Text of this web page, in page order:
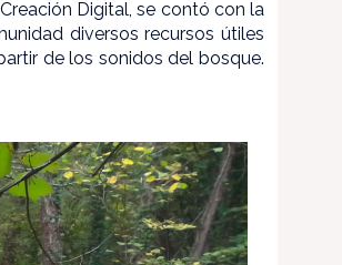
Digital, se contó con la
diversos recursos útiles
de los sonidos del bosque.